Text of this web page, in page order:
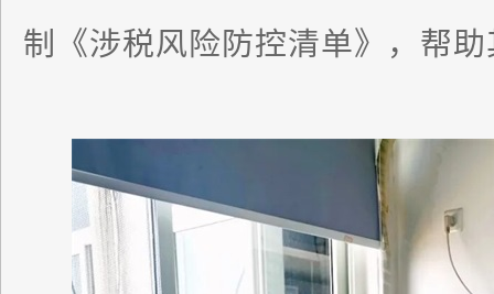
制《涉税风险防控清单》，帮